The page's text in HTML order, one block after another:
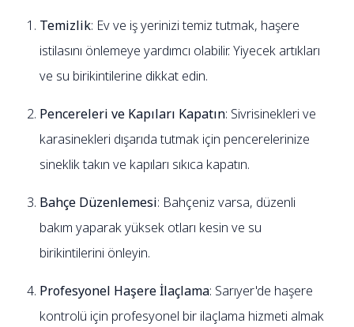
Temizlik: Ev ve iş yerinizi temiz tutmak, haşere
istilasını önlemeye yardımcı olabilir. Yiyecek artıkları
ve su birikintilerine dikkat edin.
Pencereleri ve Kapıları Kapatın: Sivrisinekleri ve
karasinekleri dışarıda tutmak için pencerelerinize
sineklik takın ve kapıları sıkıca kapatın.
Bahçe Düzenlemesi: Bahçeniz varsa, düzenli
bakım yaparak yüksek otları kesin ve su
birikintilerini önleyin.
Profesyonel Haşere İlaçlama: Sarıyer'de haşere
kontrolü için profesyonel bir ilaçlama hizmeti almak